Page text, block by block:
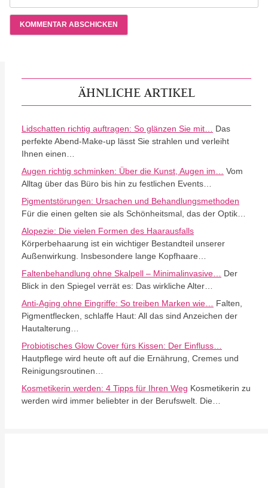
ÄHNLICHE ARTIKEL
Lidschatten richtig auftragen: So glänzen Sie mit… Das
perfekte Abend-Make-up lässt Sie strahlen und verleiht
Ihnen einen…
Augen richtig schminken: Über die Kunst, Augen im… Vom
Alltag über das Büro bis hin zu festlichen Events…
Pigmentstörungen: Ursachen und Behandlungsmethoden
Für die einen gelten sie als Schönheitsmal, das der Optik…
Alopezie: Die vielen Formen des Haarausfalls
Körperbehaarung ist ein wichtiger Bestandteil unserer
Außenwirkung. Insbesondere lange Kopfhaare…
Faltenbehandlung ohne Skalpell – Minimalinvasive… Der
Blick in den Spiegel verrät es: Das wirkliche Alter…
Anti-Aging ohne Eingriffe: So treiben Marken wie… Falten,
Pigmentflecken, schlaffe Haut: All das sind Anzeichen der
Hautalterung…
Probiotisches Glow Cover fürs Kissen: Der Einfluss…
Hautpflege wird heute oft auf die Ernährung, Cremes und
Reinigungsroutinen…
Kosmetikerin werden: 4 Tipps für Ihren Weg Kosmetikerin zu
werden wird immer beliebter in der Berufswelt. Die…